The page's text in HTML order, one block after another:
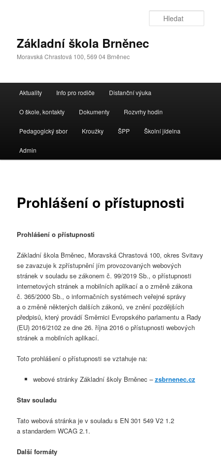
Základní škola Brněnec
Moravská Chrastová 100, 569 04 Brněnec
navigační
Aktuality Info pro rodiče Distanční výuka
O škole, kontakty Dokumenty Rozvrhy hodin
Pedagogický sbor Kroužky ŠPP Školní jídelna
Admin
Prohlášení o přístupnosti
Prohlášení o přístupnosti
Základní škola Brněnec, Moravská Chrastová 100, okres Svitavy
se zavazuje k zpřístupnění jím provozovaných webových
stránek v souladu se zákonem č. 99/2019 Sb., o přístupnosti
internetových stránek a mobilních aplikací a o změně zákona
č. 365/2000 Sb., o informačních systémech veřejné správy
a o změně některých dalších zákonů, ve znění pozdějších
předpisů, který provádí Směrnici Evropského parlamentu a Rady
(EU) 2016/2102 ze dne 26. října 2016 o přístupnosti webových
stránek a mobilních aplikací.
Toto prohlášení o přístupnosti se vztahuje na:
webové stránky Základní školy Brněnec –zsbrnenec.cz
Stav souladu
Tato webová stránka je v souladu s EN 301 549 V2 1.2
a standardem WCAG 2.1.
Další formáty